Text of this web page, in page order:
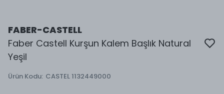
FABER-CASTELL
Faber Castell Kurşun Kalem Başlık Natural
Yeşil
Ürün Kodu: CASTEL 1132449000